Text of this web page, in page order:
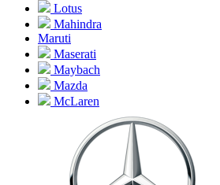
Lotus
Mahindra
Maruti
Maserati
Maybach
Mazda
McLaren